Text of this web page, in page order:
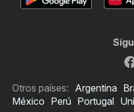
Otros países: Argentina
México Perú Portugal